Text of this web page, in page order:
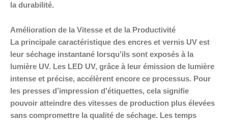
la durabilité.
Amélioration de la Vitesse et de la Productivité
La principale caractéristique des encres et vernis UV est
leur séchage instantané lorsqu’ils sont exposés à la
lumière UV. Les LED UV, grâce à leur émission de lumière
intense et précise, accélèrent encore ce processus. Pour
les presses d’impression d’étiquettes, cela signifie
pouvoir atteindre des vitesses de production plus élevées
sans compromettre la qualité de séchage. Les temps